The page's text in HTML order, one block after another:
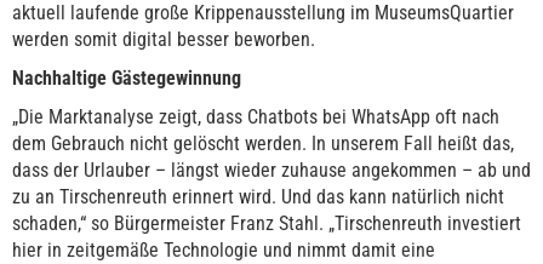
aktuell laufende große Krippenausstellung im MuseumsQuartier
werden somit digital besser beworben.
Nachhaltige Gästegewinnung
„Die Marktanalyse zeigt, dass Chatbots bei WhatsApp oft nach
dem Gebrauch nicht gelöscht werden. In unserem Fall heißt das,
dass der Urlauber – längst wieder zuhause angekommen – ab und
zu an Tirschenreuth erinnert wird. Und das kann natürlich nicht
schaden,“ so Bürgermeister Franz Stahl. „Tirschenreuth investiert
hier in zeitgemäße Technologie und nimmt damit eine